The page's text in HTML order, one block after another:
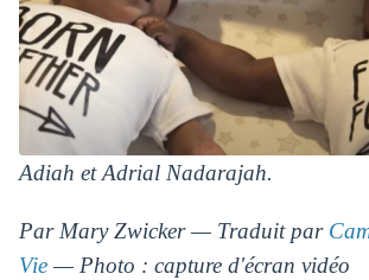
Adiah et Adrial Nadarajah.
Par Mary Zwicker — Traduit par
Vie— Photo : capture d'écran vidéo